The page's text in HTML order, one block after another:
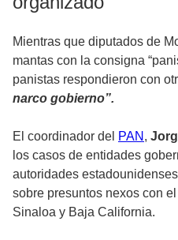
Mientras que diputados de
mantas con la consigna
panistas respondieron con
narco gobierno”.
El coordinador del PAN ,
los casos de entidades
autoridades
sobre presuntos nexos con
Sinaloa y Baja California.